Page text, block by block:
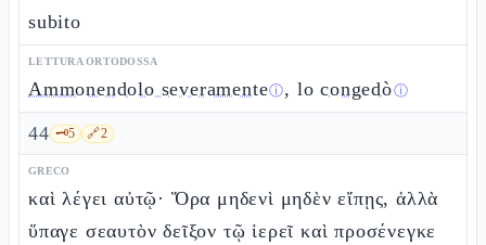
subito
LETTURA ORTODOSSA
Ammonendolo severamenteⓘ, locongedòⓘ
44 🗝️5 🔗2
GRECO
καὶ λέγει αὐτῷ· Ὅρα μηδενὶ μηδὲν εἴπῃς, ἀλλὰ
ὕπαγε σεαυτὸν δεῖξον τῷ ἱερεῖ καὶ προσένεγκε